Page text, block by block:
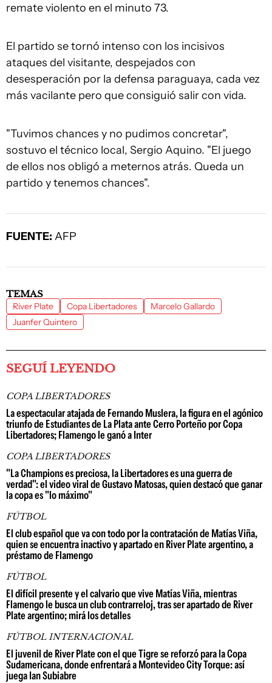
remate violento en el minuto 73.
El partido se tornó intenso con los incisivos
ataques del visitante, despejados con
desesperación por la defensa paraguaya, cada vez
más vacilante pero que consiguió salir con vida.
"Tuvimos chances y no pudimos concretar",
sostuvo el técnico local, Sergio Aquino. "El juego
de ellos nos obligó a meternos atrás. Queda un
partido y tenemos chances".
FUENTE: AFP
TEMAS
River Plate Copa Libertadores
Marcelo Gallardo
Juanfer Quintero
SEGUÍ LEYENDO
COPA LIBERTADORES
La espectacular atajada de Fernando Muslera, la figura en el agónico
triunfo de Estudiantes de La Plata ante Cerro Porteño por Copa
Libertadores; Flamengo le ganó a Inter
COPA LIBERTADORES
"La Champions es preciosa, la Libertadores es una guerra de
verdad": el video viral de Gustavo Matosas, quien destacó que ganar
la copa es "lo máximo"
FÚTBOL
El club español que va con todo por la contratación de Matías Viña,
quien se encuentra inactivo y apartado en River Plate argentino, a
préstamo de Flamengo
FÚTBOL
El difícil presente y el calvario que vive Matías Viña, mientras
Flamengo le busca un club contrarreloj, tras ser apartado de River
Plate argentino; mirá los detalles
FÚTBOL INTERNACIONAL
El juvenil de River Plate con el que Tigre se reforzó para la Copa
Sudamericana, donde enfrentará a Montevideo City Torque: así
juega Ian Subiabre